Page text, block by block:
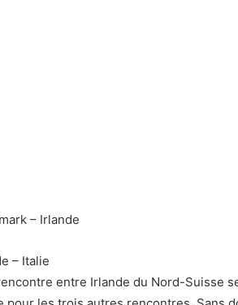
– Irlande
– Italie
entre Irlande du Nord-Suisse